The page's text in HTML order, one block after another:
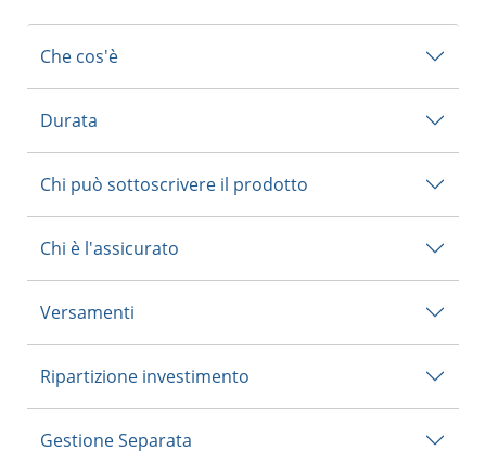
Che cos'è
Durata
Chi può sottoscrivere il prodotto
Chi è l'assicurato
Versamenti
Ripartizione investimento
Gestione Separata